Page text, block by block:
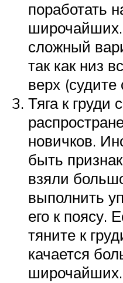
поработать
сложный
так как низ
верх
Тяга к груди
новичков.
быть
взяли
выполнить
его к поясу.
тяните к
качается
широчайших.